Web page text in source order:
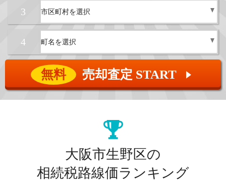
3
4
無料 売却査定 START ▲
大阪市生野区の
相続税路線価ランキング